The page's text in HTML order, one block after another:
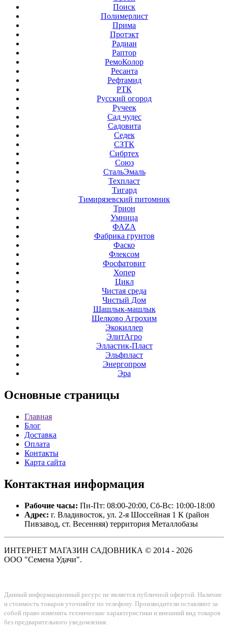
Поиск
Полимерлист
Прима
Протэкт
Радиан
Раптор
РемоКолор
Ресанта
Рефтамид
РТК
Русский огород
Ручеек
Сад чудес
Садовита
Седек
СЗТК
Сибртех
Союз
СтальЭмаль
Техпласт
Тигард
Тимирязевский питомник
Трион
Умница
ФАZА
Фабрика грунтов
Фаско
Флексом
Фосфатовит
Хопер
Цикл
Чистая среда
Чистый Дом
Шашлык-машлык
Щелково Агрохим
Экокиллер
ЭлитАгро
Элластик-Пласт
Эльфпласт
Энергопром
Эра
Основные страницы
Главная
Блог
Доставка
Оплата
Контакты
Карта сайта
Контактная информация
Рабочие часы: Пн-Пт: 08:00-20:00, Сб-Вс: 10:00-18:00
Адрес: г. Владивосток, ул. 2-я Шоссейная 1 К (район
Пивзавод, ст. Весенняя) территория Металлобазы
ИНТЕРНЕТ МАГАЗИН САДОВНИКА © 2014 - 2026
ООО "Семена Удачи".
Данный информационный ресурс не является публичной офертой. Наличие
и стоимость товаров уточняйте по телефону. Производители оставляют за
собой право изменять технические характеристики и внешний вид товаров
без предварительного уведомления.